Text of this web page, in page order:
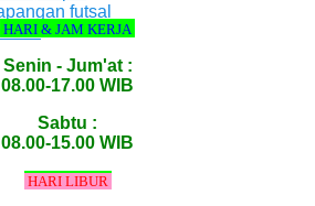
HARI & JAM KERJA
Senin - Jum'at :
08.00-17.00 WIB
Sabtu :
08.00-15.00 WIB
HARI LIBUR